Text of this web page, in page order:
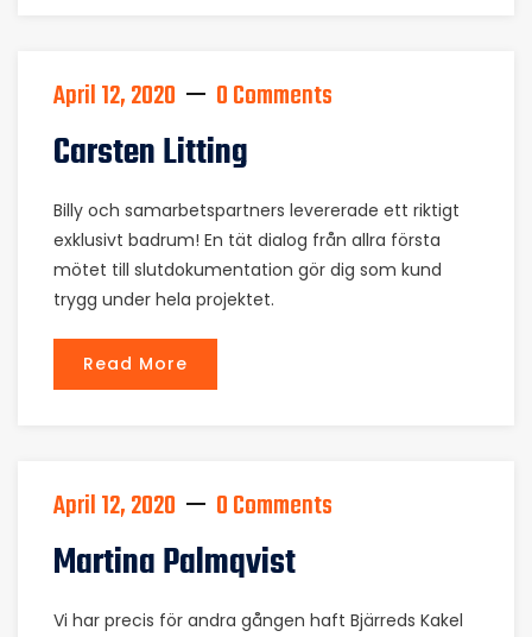
April 12, 2020 0 Comments
Carsten Litting
Billy och samarbetspartners levererade ett riktigt
exklusivt badrum! En tät dialog från allra första
mötet till slutdokumentation gör dig som kund
trygg under hela projektet.
Read More
April 12, 2020 0 Comments
Martina Palmqvist
Vi har precis för andra gången haft Bjärreds Kakel